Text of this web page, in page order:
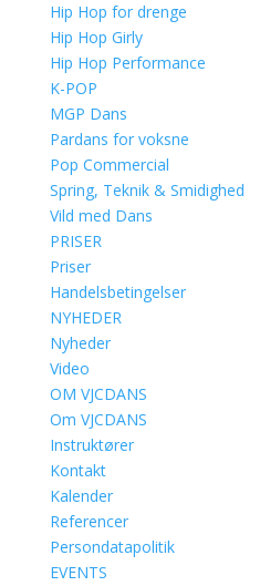
Hip Hop for drenge
Hip Hop Girly
Hip Hop Performance
K-POP
MGP Dans
Pardans for voksne
Pop Commercial
Spring, Teknik & Smidighed
Vild med Dans
PRISER
Priser
Handelsbetingelser
NYHEDER
Nyheder
Video
OM VJCDANS
Om VJCDANS
Instruktører
Kontakt
Kalender
Referencer
Persondatapolitik
EVENTS